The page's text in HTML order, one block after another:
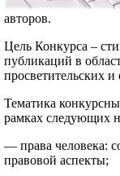
авторов.
Цель Конкурса –
публикаций в
просветительских и
Тематика
рамках следующих
— права человека:
правовой аспекты;